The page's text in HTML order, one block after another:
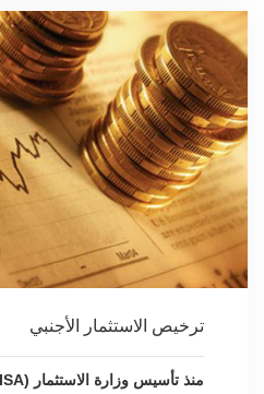
ترخيص الاستثمار الأجنبي